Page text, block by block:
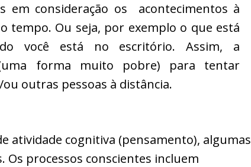
em consideração os acontecimentos à
tempo. Ou seja, por exemplo o que está
você está no escritório. Assim, a
forma muito pobre) para tentar
outras pessoas à distância.
atividade cognitiva (pensamento), algumas
Os processos conscientes incluem